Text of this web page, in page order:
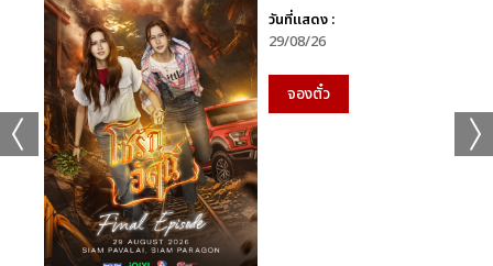
วันที่แสดง :
29/08/26
จองตั๋ว